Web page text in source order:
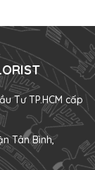
Tư TP.HCM cấp
Tân Bình,